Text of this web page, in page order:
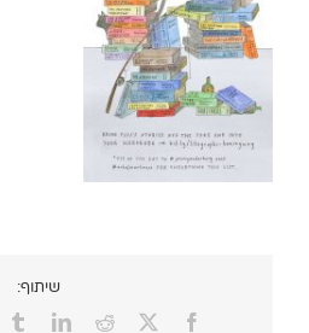
שיתוף:
Facebook
X
Reddit